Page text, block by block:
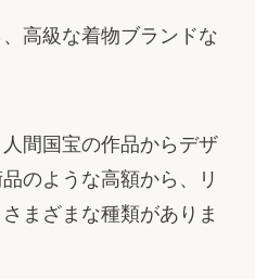
高級な着物ブランドな
間国宝の作品からデザ
のような高額から、リ
まざまな種類がありま